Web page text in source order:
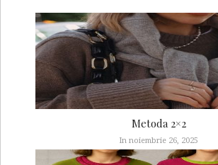
Metoda 2×2
In noiembrie 26, 2025